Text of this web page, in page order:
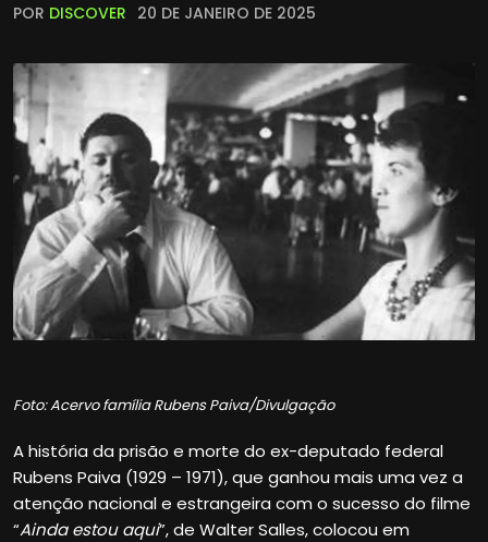
POR DISCOVER 20 DE JANEIRO DE 2025
Foto: Acervo família Rubens Paiva/Divulgação
A história da prisão e morte do ex-deputado federal
Rubens Paiva (1929 – 1971), que ganhou mais uma vez a
atenção nacional e estrangeira com o sucesso do filme
“Ainda estou aqui”, de Walter Salles, colocou em